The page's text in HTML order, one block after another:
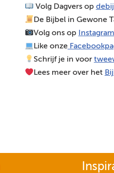
Volg Dagvers op
De Bijbel in Gewone
Volg ons op
Instagram
Like onze
Schrijf je in voor
Lees meer over het